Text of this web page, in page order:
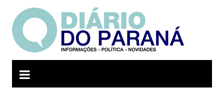
para
conteúdo